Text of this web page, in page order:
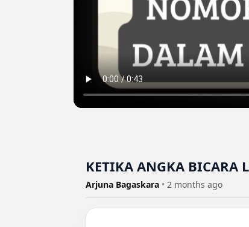
KETIKA ANGKA BICARA
Arjuna Bagaskara • 2 months ago